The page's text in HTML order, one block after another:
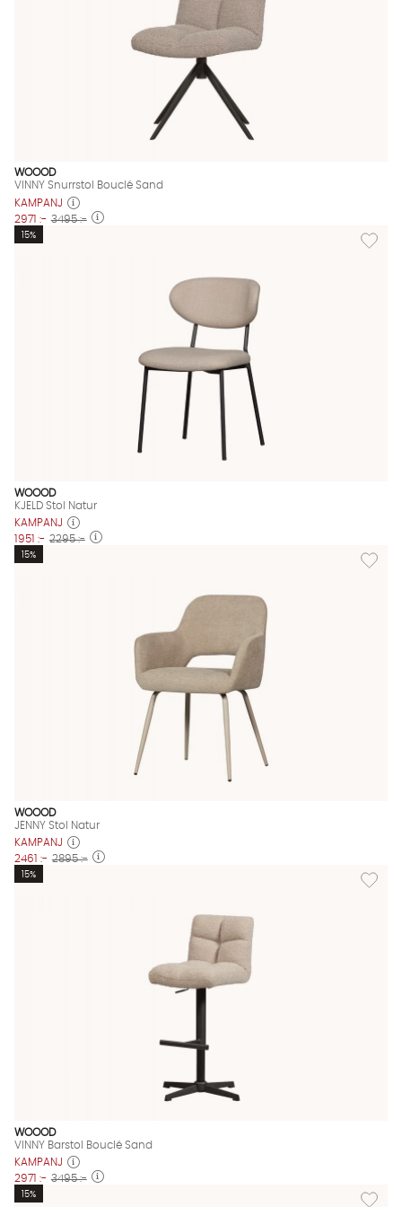
WOOOD
VINNY Snurrstol Bouclé Sand
KAMPANJ
2971 :- 3495 :-
Lägg
15%
WOOOD
KJELD Stol Natur
KAMPANJ
1951 :- 2295 :-
Lägg
15%
WOOOD
JENNY Stol Natur
KAMPANJ
2461 :- 2895 :-
Lägg
15%
WOOOD
VINNY Barstol Bouclé Sand
KAMPANJ
2971 :- 3495 :-
Lägg
15%